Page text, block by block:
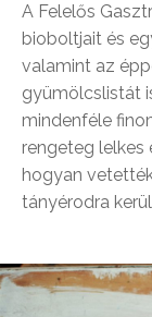
A Felelős
bioboltjait és
valamint az
gyümölcslistát
mindenféle
rengeteg lelkes
hogyan
tányérodra